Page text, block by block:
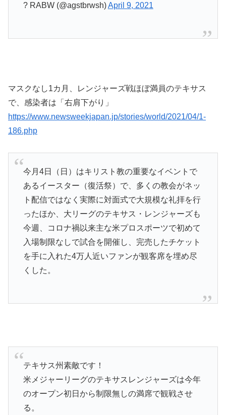
? RABW (@agstbrwsh)April 9, 2021
マスクなし1カ月、レンジャーズ戦ほぼ満員のテキサス
で、感染者は「右肩下がり」
https://www.newsweekjapan.jp/stories/world/2021/04/1-
186.php
今月4日（日）はキリスト教の重要なイベントで
あるイースター（復活祭）で、多くの教会がネッ
ト配信ではなく実際に対面式で大規模な礼拝を行
ったほか、大リーグのテキサス・レンジャーズも
今週、コロナ禍以来主な米プロスポーツで初めて
入場制限なしで試合を開催し、完売したチケット
を手に入れた4万人近いファンが観客席を埋め尽
くした。
テキサス州素敵です！
米メジャーリーグのテキサスレンジャーズは今年
のオープン初日から制限無しの満席で観戦させ
る。